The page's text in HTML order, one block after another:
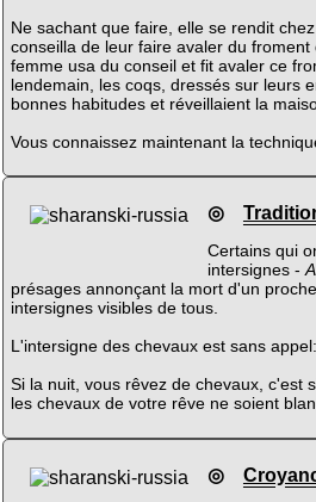
Ne sachant que faire, elle se rendit
conseilla de leur faire avaler du
femme usa du conseil et fit avaler ce
lendemain, les coqs, dressés sur leurs
bonnes habitudes et réveillaient la
Vous connaissez maintenant la
◎
Certains qui
intersignes -
présages annonçant la mort d'un
intersignes visibles de tous.
L'intersigne des chevaux est sans appel:
Si la nuit, vous rêvez de chevaux, c'est
les chevaux de votre rêve ne soient
◎